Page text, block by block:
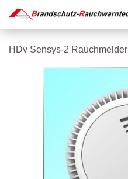
HDv Sensys-2 Rauchmelder